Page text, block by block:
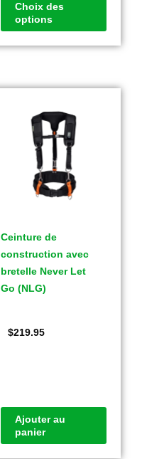
Choix des
options
Ceinture de
construction avec
bretelle Never Let
Go (NLG)
$219.95
Ajouter au
panier